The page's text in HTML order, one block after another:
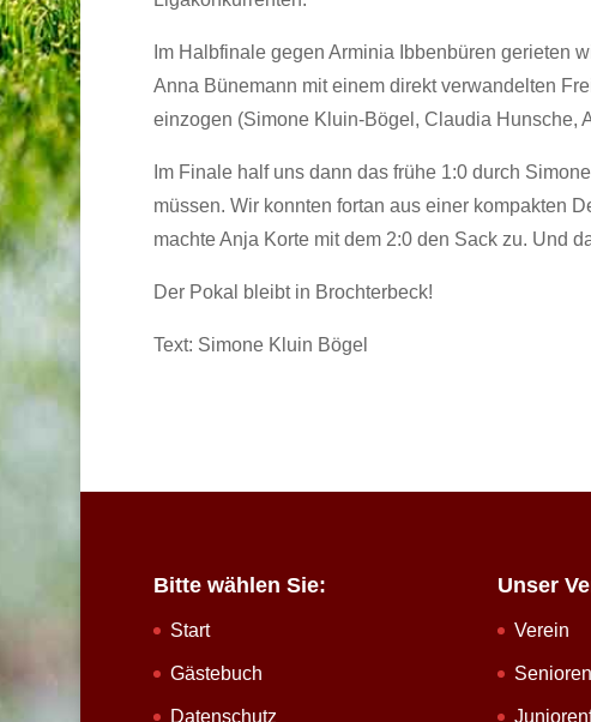
Im Halbfinale gegen Arminia Ibbenbüren gerieten
Anna Bünemann mit einem direkt verwandelten
einzogen (Simone Kluin-Bögel, Claudia Hunsche,
Im Finale half uns dann das frühe 1:0 durch
müssen. Wir konnten fortan aus einer kompakten
machte Anja Korte mit dem 2:0 den Sack zu. Und
Der Pokal bleibt in Brochterbeck!
Text: Simone Kluin Bögel
Bitte wählen Sie:
Start
Gästebuch
Datenschutz
Unser
Verein